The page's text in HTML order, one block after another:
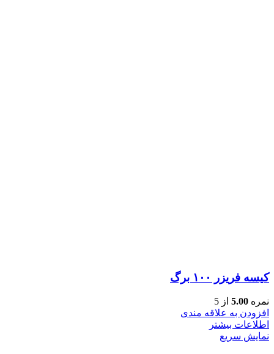
کیسه فریزر ۱۰۰ برگ
نمره 5.00 از 5
افزودن به علاقه مندی
اطلاعات بیشتر
نمایش سریع